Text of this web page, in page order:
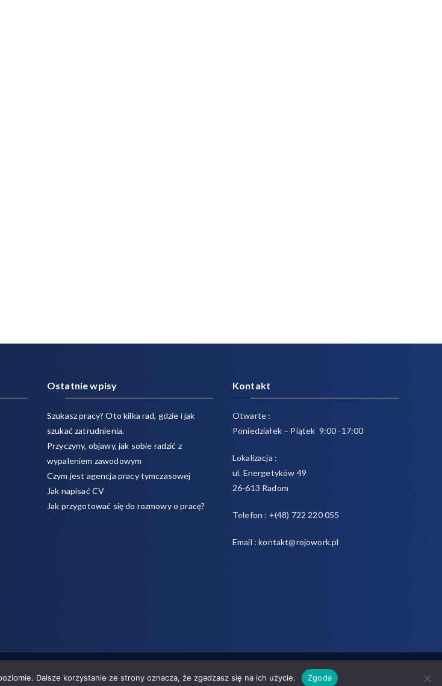
Ostatnie wpisy
Szukasz pracy? Oto kilka rad, gdzie i jak
szukać zatrudnienia.
Przyczyny, objawy, jak sobie radzić z
wypaleniem zawodowym
Czym jest agencja pracy tymczasowej
Jak napisać CV
Jak przygotować się do rozmowy o pracę?
Kontakt
Otwarte :
Poniedziałek – Piątek 9:00 -17:00
Lokalizacja :
ul. Energetyków 49
26-613 Radom
Telefon : +(48) 722 220 055
Email : kontakt@rojowork.pl
outsourcingu i rekrutacji między pracodawcą a pracownikiem . Powered byZakraand
Dalsze korzystanie ze strony oznacza, że zgadzasz się na ich użycie. Zgoda